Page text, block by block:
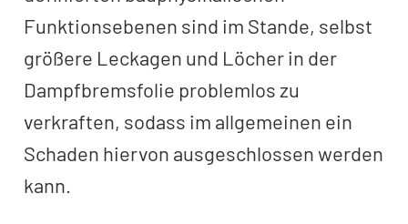
Funktionsebenen sind im Stande, selbst
größere Leckagen und Löcher in der
Dampfbremsfolie problemlos zu
verkraften, sodass im allgemeinen ein
Schaden hiervon ausgeschlossen werden
kann.